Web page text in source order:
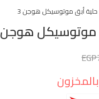
حلية أبق موتوسيكل هوجن 3
موتوسيكل هوجن 3
EGP